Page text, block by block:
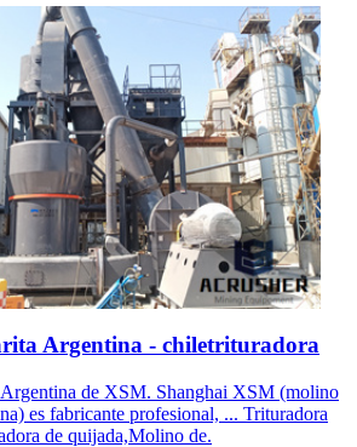
Argentina - chiletrituradora
de XSM. Shanghai XSM (molino
es fabricante profesional, ... Trituradora
de quijada,Molino de.